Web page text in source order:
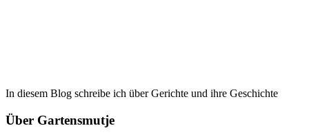
In diesem Blog schreibe ich über Gerichte und ihre Geschichte
Über Gartensmutje